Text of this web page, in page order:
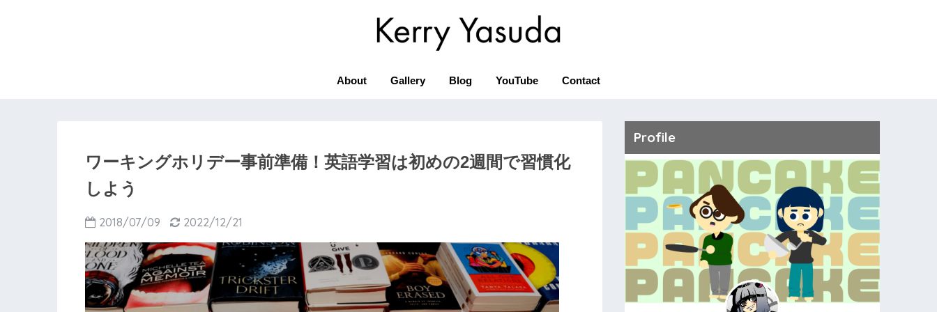
About Gallery Blog YouTube Contact
ワーキングホリデー事前準備！英語学習は初めの2週間で習慣化
しよう
2018/07/09 2022/12/21
Profile